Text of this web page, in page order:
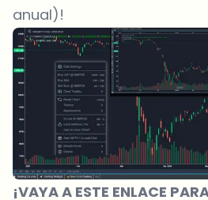
anual)!
¡VAYA A ESTE ENLACE